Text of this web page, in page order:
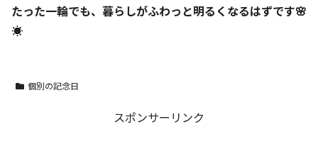
たった一輪でも、暮らしがふわっと明るくなるはずです🌸
☀️
個別の記念日
スポンサーリンク